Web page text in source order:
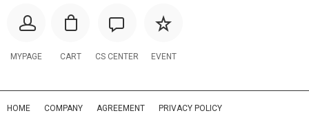
MYPAGE CART CS CENTER EVENT
HOME COMPANY AGREEMENT PRIVACY POLICY